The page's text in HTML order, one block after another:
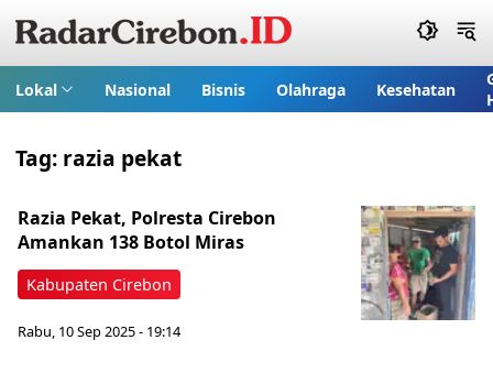
Lokal Nasional Bisnis Olahraga Kesehatan
Tag: razia pekat
Kabupaten Cirebon
Razia Pekat, Polresta Cirebon
Amankan 138 Botol Miras
Rabu, 10 Sep 2025 - 19:14